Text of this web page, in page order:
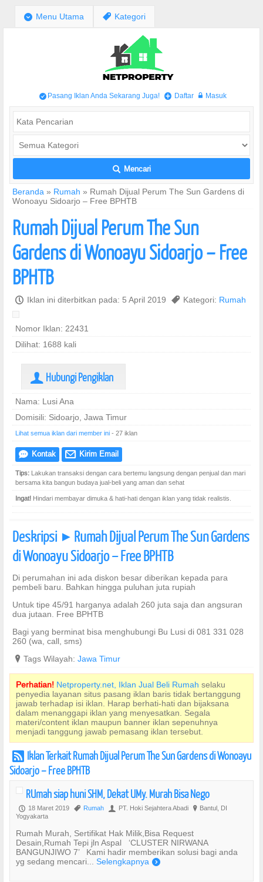
; Menu Utama , Kategori
/ Pasang Iklan Anda Sekarang Juga! + Daftar w Masuk
L Mencari
Beranda » Rumah » Rumah Dijual Perum The Sun Gardens di
Wonoayu Sidoarjo – Free BPHTB
Rumah Dijual Perum The Sun
Gardens di Wonoayu Sidoarjo – Free
BPHTB
P Iklan ini diterbitkan pada: 5 April 2019 , Kategori: Rumah
Nomor Iklan: 22431
Dilihat: 1688 kali
U Hubungi Pengiklan
Nama: Lusi Ana
Domisili: Sidoarjo, Jawa Timur
Lihat semua iklan dari member ini - 27 iklan
e Kontak @ Kirim Email
Tips: Lakukan transaksi dengan cara bertemu langsung dengan penjual dan mari
bersama kita bangun budaya jual-beli yang aman dan sehat
Ingat! Hindari membayar dimuka & hati-hati dengan iklan yang tidak realistis.
Deskripsi ] Rumah Dijual Perum The Sun Gardens
di Wonoayu Sidoarjo – Free BPHTB
Di perumahan ini ada diskon besar diberikan kepada para
pembeli baru. Bahkan hingga puluhan juta rupiah
Untuk tipe 45/91 harganya adalah 260 juta saja dan angsuran
dua jutaan. Free BPHTB
Bagi yang berminat bisa menghubungi Bu Lusi di 081 331 028
260 (wa, call, sms)
? Tags Wilayah: Jawa Timur
Perhatian! Netproperty.net, Iklan Jual Beli Rumah selaku
penyedia layanan situs pasang iklan baris tidak bertanggung
jawab terhadap isi iklan. Harap berhati-hati dan bijaksana
dalam menanggapi iklan yang menyesatkan. Segala
materi/content iklan maupun banner iklan sepenuhnya
menjadi tanggung jawab pemasang iklan tersebut.
r Iklan Terkait Rumah Dijual Perum The Sun Gardens di Wonoayu
Sidoarjo – Free BPHTB
RUmah siap huni SHM, Dekat UMy. Murah Bisa Nego
P 18 Maret 2019 , Rumah U PT. Hoki Sejahtera Abadi ? Bantul, DI
Yogyakarta
Rumah Murah, Sertifikat Hak Milik,Bisa Request
Desain,Rumah Tepi jln Aspal ‘CLUSTER NIRWANA
BANGUNJIWO 7’ Kami hadir memberikan solusi bagi anda
yg sedang mencari... Selengkapnya )